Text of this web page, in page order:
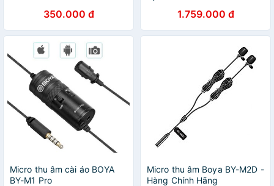
350.000 đ 1.759.000 đ
Micro thu âm cài áo BOYA
BY-M1 Pro
Micro thu âm Boya BY-M2D -
Hàng Chính Hãng